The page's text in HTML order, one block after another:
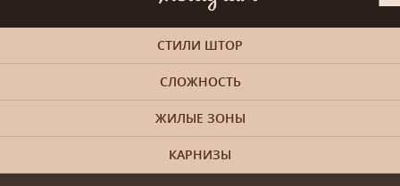
СТИЛИ ШТОР
СЛОЖНОСТЬ
ЖИЛЫЕ ЗОНЫ
КАРНИЗЫ